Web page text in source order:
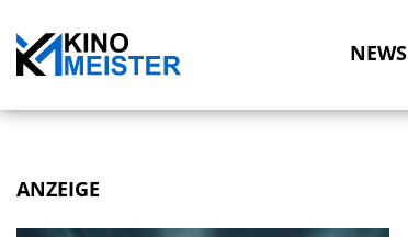
NEWS
ANZEIGE